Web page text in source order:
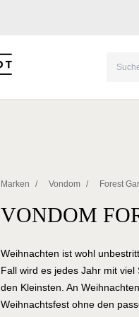
Marken / Vondom / Forest
VONDOM
Weihnachten ist wohl
Fall wird es jedes Jahr mit
den Kleinsten. An
Weihnachtsfest ohne den